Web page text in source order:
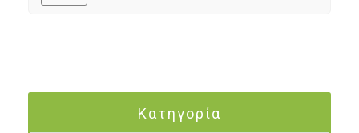
Κατηγορία